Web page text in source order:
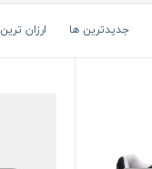
جدیدترین ها ارزان